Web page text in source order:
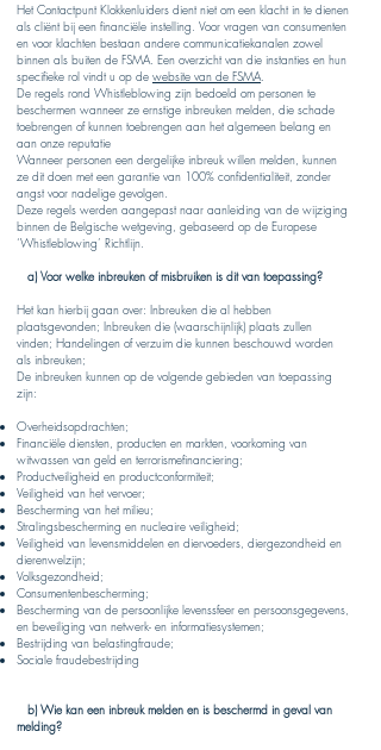
Het Contactpunt Klokkenluiders dient niet om een klacht in te dienen
als cliënt bij een financiële instelling. Voor vragen van consumenten
en voor klachten bestaan andere communicatiekanalen zowel
binnen als buiten de FSMA. Een overzicht van die instanties en hun
specifieke rol vindt u op de website van de FSMA.
De regels rond Whistleblowing zijn bedoeld om personen te
beschermen wanneer ze ernstige inbreuken melden, die schade
toebrengen of kunnen toebrengen aan het algemeen belang en
aan onze reputatie
Wanneer personen een dergelijke inbreuk willen melden, kunnen
ze dit doen met een garantie van 100% confidentialiteit, zonder
angst voor nadelige gevolgen.
Deze regels werden aangepast naar aanleiding van de wijziging
binnen de Belgische wetgeving, gebaseerd op de Europese
‘Whistleblowing’ Richtlijn.
a) Voor welke inbreuken of misbruiken is dit van toepassing?
Het kan hierbij gaan over: Inbreuken die al hebben
plaatsgevonden; Inbreuken die (waarschijnlijk) plaats zullen
vinden; Handelingen of verzuim die kunnen beschouwd worden
als inbreuken;
De inbreuken kunnen op de volgende gebieden van toepassing
zijn:
Overheidsopdrachten;
Financiële diensten, producten en markten, voorkoming van
witwassen van geld en terrorismefinanciering;
Productveiligheid en productconformiteit;
Veiligheid van het vervoer;
Bescherming van het milieu;
Stralingsbescherming en nucleaire veiligheid;
Veiligheid van levensmiddelen en diervoeders, diergezondheid en
dierenwelzijn;
Volksgezondheid;
Consumentenbescherming;
Bescherming van de persoonlijke levenssfeer en persoonsgegevens,
en beveiliging van netwerk- en informatiesystemen;
Bestrijding van belastingfraude;
Sociale fraudebestrijding
b) Wie kan een inbreuk melden en is beschermd in geval van
melding?